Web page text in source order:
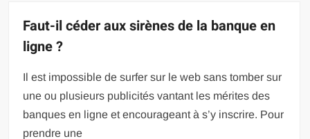
Faut-il céder aux sirènes de la banque en
ligne ?
Il est impossible de surfer sur le web sans tomber sur
une ou plusieurs publicités vantant les mérites des
banques en ligne et encourageant à s’y inscrire. Pour
prendre une